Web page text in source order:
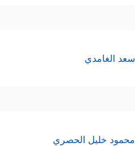
سعد الغامدي
محمود خليل الحصري